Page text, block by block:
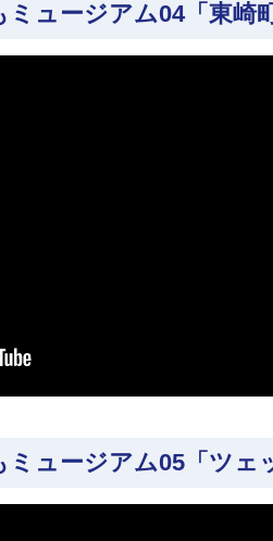
ュージアム04「東崎
ュージアム05「ツェ